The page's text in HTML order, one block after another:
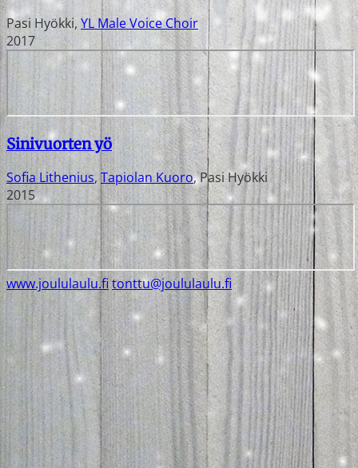
Pasi Hyökki, YL Male Voice Choir
2017
Sinivuorten yö
Sofia Lithenius,Tapiolan Kuoro,Pasi Hyökki
2015
www.joululaulu.fi tonttu@joululaulu.fi